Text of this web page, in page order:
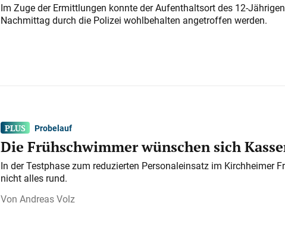
Im Zuge der Ermittlungen konnte der Aufenthaltsort des 12-
Nachmittag durch die Polizei wohlbehalten angetroffen werden.
Probelauf
Die Frühschwimmer wünschen sich
In der Testphase zum reduzierten Personaleinsatz im Kirchheimer
nicht alles rund.
Andreas Volz